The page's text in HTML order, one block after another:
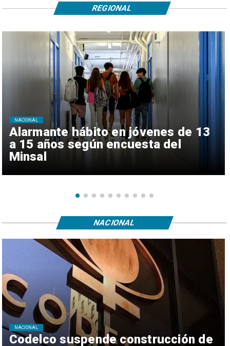
Alarmante hábito en jóvenes de 13
a 15 años según encuesta del
Minsal
NACIONAL
REGIONAL
Codelco suspende construcción de
NACIONAL
NACIONAL